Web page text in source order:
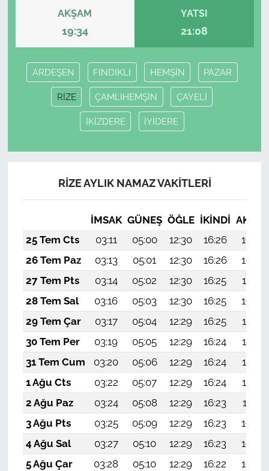
AKŞAM
19:34
YATSI
21:08
ARDEŞEN FINDIKLI HEMŞİN PAZAR
RİZE ÇAMLIHEMŞİN ÇAYELİ
İKİZDERE İYİDERE
RİZE AYLIK NAMAZ VAKITLERI
İMSAK GÜNEŞ ÖĞLE İKINDI
25 Tem Cts
03:11 05:00 12:30 16:26
19:49
26 Tem Paz
03:13 05:01 12:30 16:26
19:48
27 Tem Pts
03:14 05:02 12:30 16:25
19:47
28 Tem Sal
03:16 05:03 12:30 16:25
19:46
29 Tem Çar
03:17 05:04 12:29 16:25
19:45
30 Tem Per
03:19 05:05 12:29 16:24
19:44
31 Tem Cum
03:20 05:06 12:29 16:24
19:43
1 Ağu Cts
03:22 05:07 12:29 16:24
19:42
2 Ağu Paz
03:24 05:08 12:29 16:23
19:41
3 Ağu Pts
03:25 05:09 12:29 16:23
19:40
4 Ağu Sal
03:27 05:10 12:29 16:23
19:39
5 Ağu Çar
03:28 05:10 12:29 16:22
19:38